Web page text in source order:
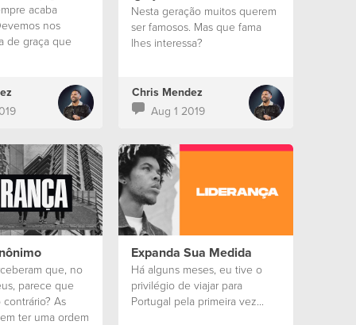
acaba
nos
de graça que
Nesta geração muitos querem
ser famosos. Mas que fama
lhes interessa?
Chris Mendez
Aug 1 2019
que, no
parece que
As
ter uma ordem
Expanda Sua Medida
Há alguns meses, eu tive o
privilégio de viajar para
Portugal pela primeira vez...